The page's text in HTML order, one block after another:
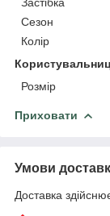
Сезон
Колір
Розмір
Приховати
Умови
Доставка